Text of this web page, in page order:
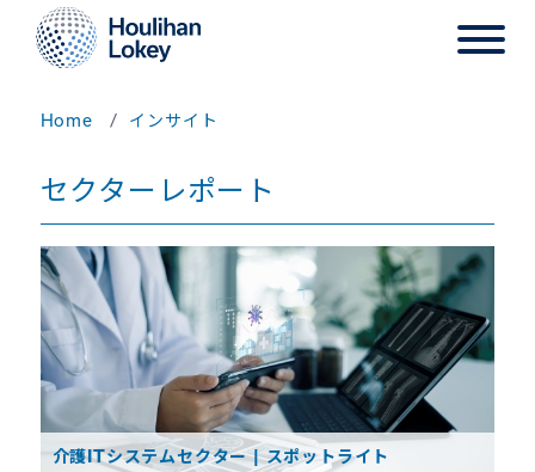
Home インサイト
セクターレポート
介護ITシステムセクター | スポットライト